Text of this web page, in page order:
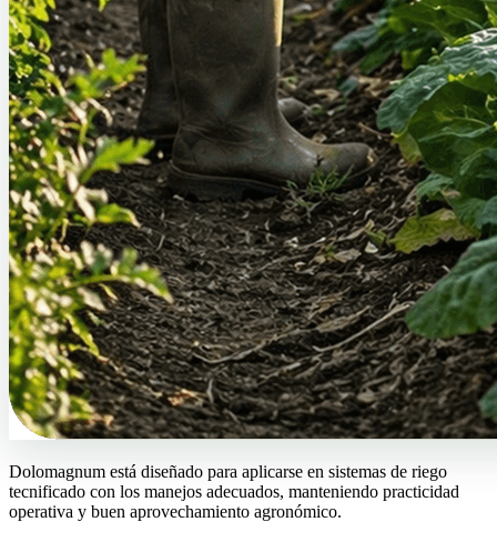
Dolomagnum está diseñado para aplicarse en sistemas de riego
tecnificado con los manejos adecuados, manteniendo practicidad
operativa y buen aprovechamiento agronómico.